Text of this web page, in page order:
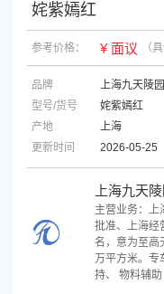
姹紫嫣红
参考价格： ¥ 面议 （
品牌
上海九天陵
型号/货号
姹紫嫣红
产地
上海
更新时间
2026-05-25
上海九天
主营业务：上
批准、上海经
名，意为至高
万平方米。专
持、 物料辅助